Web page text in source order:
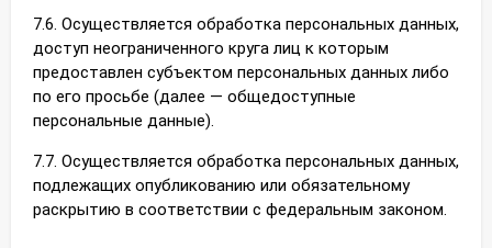
7.6. Осуществляется обработка персональных данных,
доступ неограниченного круга лиц к которым
предоставлен субъектом персональных данных либо
по его просьбе (далее — общедоступные
персональные данные).
7.7. Осуществляется обработка персональных данных,
подлежащих опубликованию или обязательному
раскрытию в соответствии с федеральным законом.